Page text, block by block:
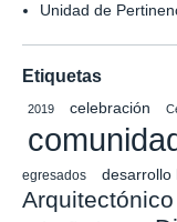
Unidad de
Etiquetas
2019 celebración
egresados
desarrollo